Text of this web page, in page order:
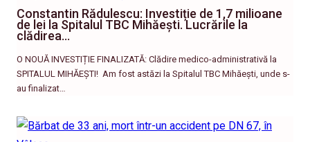
Constantin Rădulescu: Investiție de 1,7 milioane
de lei la Spitalul TBC Mihăești. Lucrările la
clădirea…
O NOUĂ INVESTIȚIE FINALIZATĂ: Clădire medico-administrativă la
SPITALUL MIHĂEȘTI! ​ Am fost astăzi la Spitalul TBC Mihăești, unde s-
au finalizat…